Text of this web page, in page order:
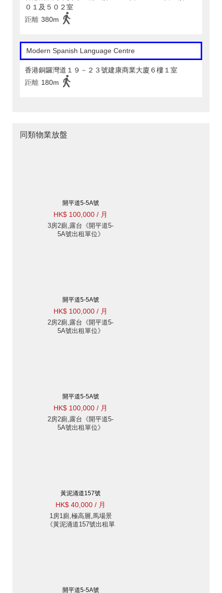
０１及５０２室
距離 380m
Modern Spanish Language Centre
香港銅鑼灣道１９－２３號建康商業大廈６樓１室
距離 180m
同類物業放盤
開平道5-5A號
HK$ 100,000 / 月
3房2廁,露台《開平道5-
5A號出租單位》
開平道5-5A號
HK$ 100,000 / 月
2房2廁,露台《開平道5-
5A號出租單位》
開平道5-5A號
HK$ 100,000 / 月
2房2廁,露台《開平道5-
5A號出租單位》
黃泥涌道157號
HK$ 40,000 / 月
1房1廁,極高層,馬場景
《黃泥涌道157號出租單
開平道5-5A號